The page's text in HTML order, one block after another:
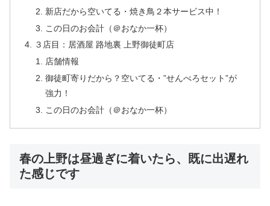
新店だから空いてる・焼き鳥２本サービス中！
この日のお会計（＠おなか一杯）
３店目：居酒屋 路地裏 上野御徒町店
店舗情報
御徒町寄りだから？空いてる・”せんべろセット”が
強力！
この日のお会計（＠おなか一杯）
春の上野は昼過ぎに着いたら、既に出遅れ
た感じです